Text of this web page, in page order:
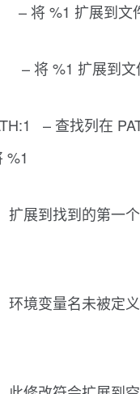
%1 扩展到文件
%1 扩展到文
– 查找列在
%1
到的第一个完
名未被定义，